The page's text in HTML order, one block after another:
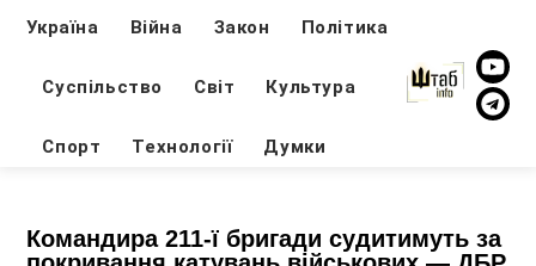
Україна Війна Закон Політика
Суспільство Світ Культура
Спорт Технології Думки
Командира 211-ї бригади судитимуть за